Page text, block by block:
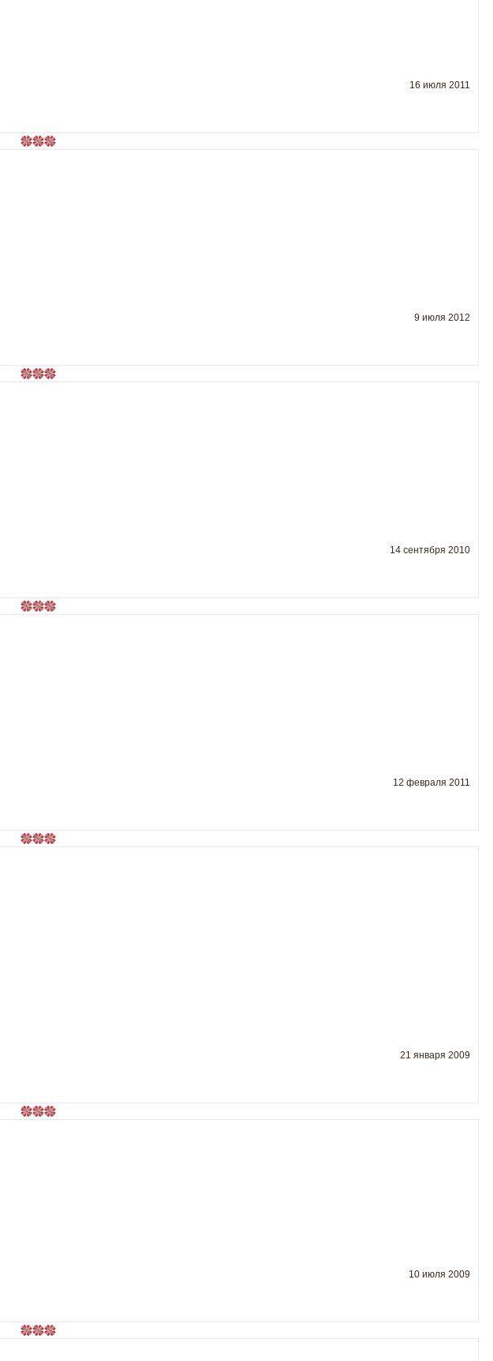
16 июля 2011
9 июля 2012
14 сентября 2010
12 февраля 2011
21 января 2009
10 июля 2009